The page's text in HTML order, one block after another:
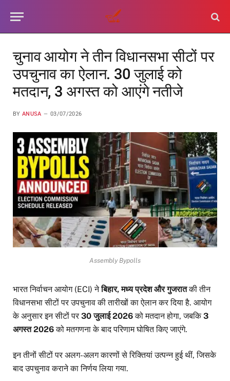
चुनाव आयोग ने तीन विधानसभा सीटों पर
उपचुनाव का ऐलान. 30 जुलाई को
मतदान, 3 अगस्त को आएंगे नतीजे
BY ANUSA 03/07/2026
Assembly Bypolls
भारत निर्वाचन आयोग (ECI) नेबिहार, मध्य प्रदेश और गुजरातकी तीन
विधानसभा सीटों पर उपचुनाव की तारीखों का ऐलान कर दिया है. आयोग
के अनुसार इन सीटों पर30 जुलाई 2026को मतदान होगा, जबकि3
अगस्त 2026को मतगणना के बाद परिणाम घोषित किए जाएंगे.
इन तीनों सीटों पर अलग-अलग कारणों से रिक्तियां उत्पन्न हुई थीं, जिसके
बाद उपचुनाव कराने का निर्णय लिया गया.